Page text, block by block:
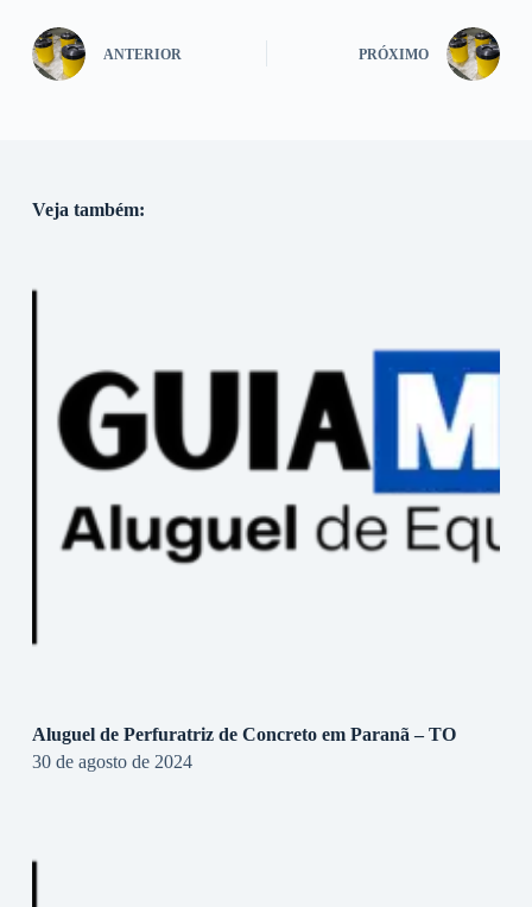
ANTERIOR PRÓXIMO
Veja também:
Aluguel de Perfuratriz de Concreto em Paranã – TO
30 de agosto de 2024